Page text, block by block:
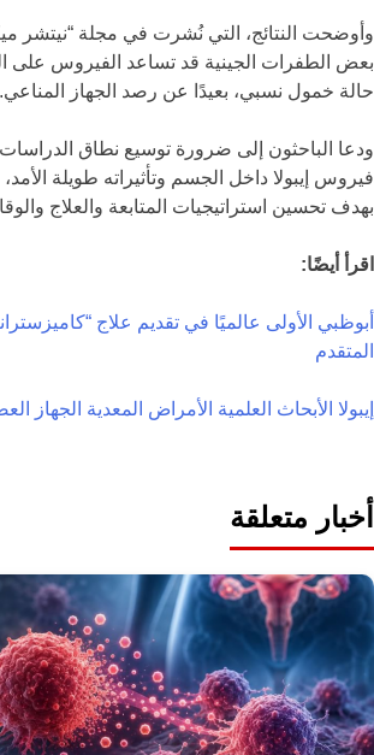
وأوضحت النتائج، التي نُشرت في مجلة “نيتشر
بعض الطفرات الجينية قد تساعد الفيروس على
حالة خمول نسبي، بعيدًا عن رصد الجهاز المناعي.
ودعا الباحثون إلى ضرورة توسيع نطاق الدراسات
فيروس إيبولا داخل الجسم وتأثيراته طويلة
بهدف تحسين استراتيجيات المتابعة والعلاج
اقرأ أيضًا:
أبوظبي الأولى عالميًا في تقديم علاج
المتقدم
إيبولا الأبحاث العلمية الأمراض المعدية الجهاز
أخبار متعلقة